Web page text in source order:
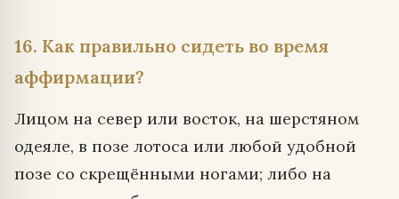
16. Как правильно сидеть во время
аффирмации?
Лицом на север или восток, на шерстяном
одеяле, в позе лотоса или любой удобной
позе со скрещёнными ногами; либо на